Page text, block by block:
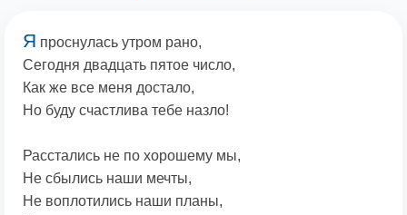
Я проснулась утром рано,
Сегодня двадцать пятое число,
Как же все меня достало,
Но буду счастлива тебе назло!
Расстались не по хорошему мы,
Не сбылись наши мечты,
Не воплотились наши планы,